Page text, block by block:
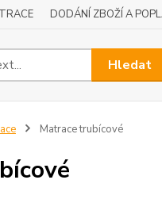
DODÁNÍ ZBOŽÍ A
Hledat
Matrace trubícové